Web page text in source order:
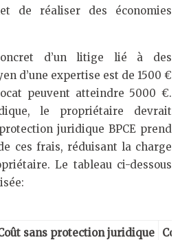
de réaliser des économies
d’un litige lié à des
d’une expertise est de 1500 €
peuvent atteindre 5000 €.
le propriétaire devrait
juridique BPCE prend
ces frais, réduisant la charge
Le tableau ci-dessous
sans protection juridique